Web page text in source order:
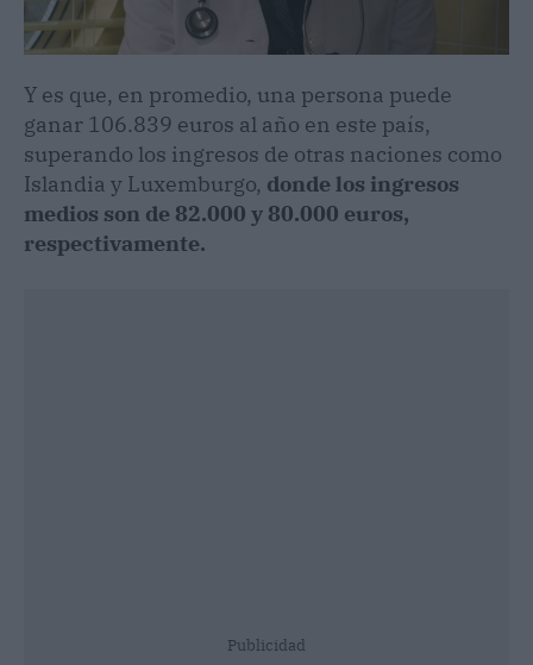
Y es que, en promedio, una persona puede
ganar 106.839 euros al año en este país,
superando los ingresos de otras naciones como
Islandia y Luxemburgo, donde los ingresos
medios son de 82.000 y 80.000 euros,
respectivamente.
Publicidad